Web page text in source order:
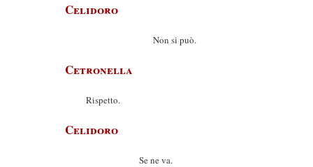
Celidoro
Non si può.
Cetronella
Rispetto.
Celidoro
Se ne va.